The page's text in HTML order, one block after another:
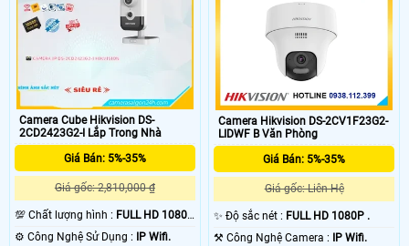
Camera Cube Hikvision DS-
2CD2423G2-I Lắp Trong Nhà
Giá Bán: 5%-35%
Giá gốc: 2,810,000 ₫
💯 Chất lượng hình : FULL HD 1080P
.
⚙ Công Nghệ Sử Dụng :
IP Wifi.
Camera Hikvision DS-2CV1F23G2-
LIDWF B Văn Phòng
Giá Bán: 5%-35%
Giá gốc: Liên Hệ
✨ Độ sắc nét : FULL HD 1080P .
⚒ Công Nghệ Camera :
IP Wifi.